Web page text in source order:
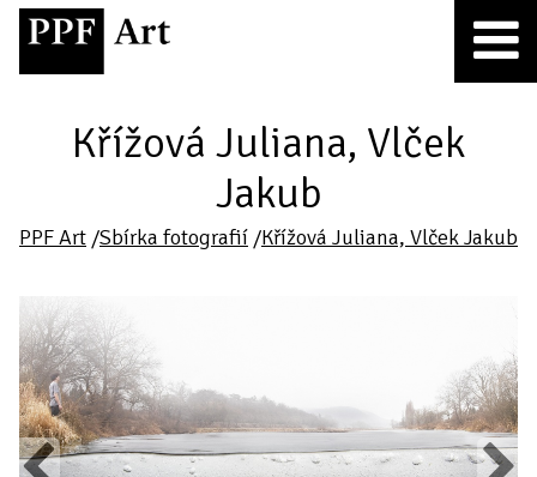
Křížová Juliana, Vlček
Jakub
PPF Art /Sbírka fotografií /Křížová Juliana, Vlček Jakub
Previous Next